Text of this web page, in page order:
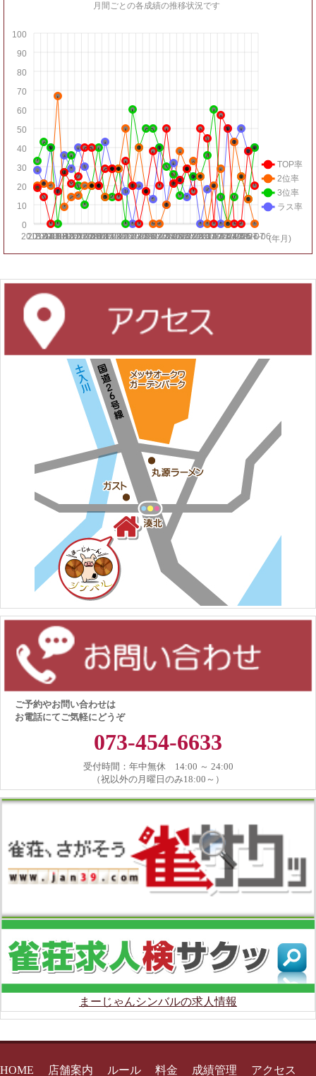
ご予約やお問い合わせは
お電話にてご気軽にどうぞ
073-454-6633
受付時間：年中無休 14:00 ～ 24:00
（祝以外の月曜日のみ18:00～）
まーじゃんシンバルの求人情報
HOME 店舗案内 ルール 料金 成績管理 アクセス